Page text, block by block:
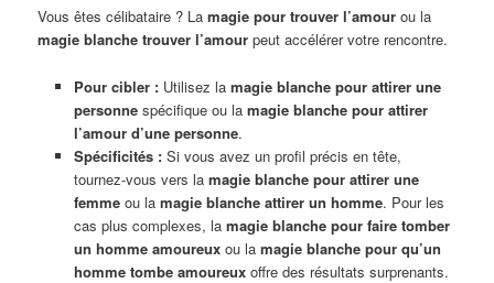
Vous êtes célibataire ? Lamagie pour trouver l’amour ou la
magie blanche trouver l’amour peut accélérer votre rencontre.
Pour cibler :Utilisez la magie blanche pour attirer une
personnespécifique ou la magie blanche pour attirer
l’amour d’une personne.
Spécificités :Si vous avez un profil précis en tête,
tournez-vous vers la magie blanche pour attirer une
femmeou la magie blanche attirer un homme. Pour les
cas plus complexes, la magie blanche pour faire tomber
un homme amoureuxou la magie blanche pour qu’un
homme tombe amoureuxoffre des résultats surprenants.